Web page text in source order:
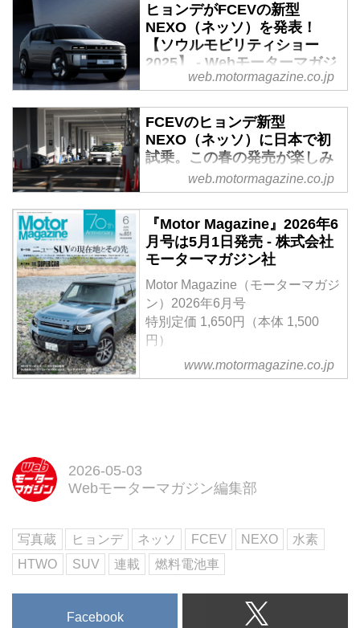
ヒョンデがFCEVの新型
NEXO（ネッソ）を発表！
【ソウルモビリティショー
2025】 - Webモーターマガジ
HMC（Hyundai Motor
Company）は、韓国のソウルモ
ビリティショーで開催されたグロ
ーバルローンチイベントにおい
て、先端のミッドサイズSUVであ
「NEXO（ネッソ）」を発表し
た。
web.motormagazine.co.jp
FCEVのヒョンデ新型
NEXO（ネッソ）に日本で初
試乗。この春の発売が楽しみ
な1台 - Webモーターマガジ
ン
韓国の自動車メーカー
Hyundai（ヒョンデ）が日本市場
へ乗用車で再参入したときに持ち
セルエレクトリックビークル＝燃
料電池電気自動車）のNEXO（ネ
ッソ）である。そのネッソもフル
モデルチェンジして新世代とな
り、2026年春に日本で発売され
web.motormagazine.co.jp
『Motor Magazine』2026年6
月号は5月1日発売 - 株式会社
モーターマガジン社
Motor Magazine（モーターマガジ
ン）2026年6月号
特別定価 1,650円（本体 1,500
円）
＜創刊70周年記念特大号＞
【第一特集】ニューSUVの現在地
ウラ60周年 ほか
6月号の第一特集は、電動化と高
級化で激変する「ニューSUVの現
ェンダーやポルシェのBEV、復活
のホンダCR-Vまで...
www.motormagazine.co.jp
2026-05-03
Webモーターマガジン編集部
写真蔵 ヒョンデ ネッソ FCEV NEXO
水素
HTWO
SUV 連載 燃料電池車
Facebook